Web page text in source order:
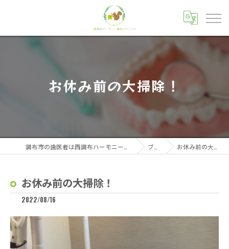
お休み前の大掃除！
ブログ お休み前の大掃除！
お休み前の大掃除！
2022/08/16